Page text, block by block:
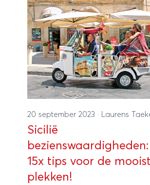
leuke tips voor je klaarstaan
Zanzibar vakantie!
20 september 2023 · Laurens
Sicilië
bezienswaardigheden:
15x tips voor de
plekken!